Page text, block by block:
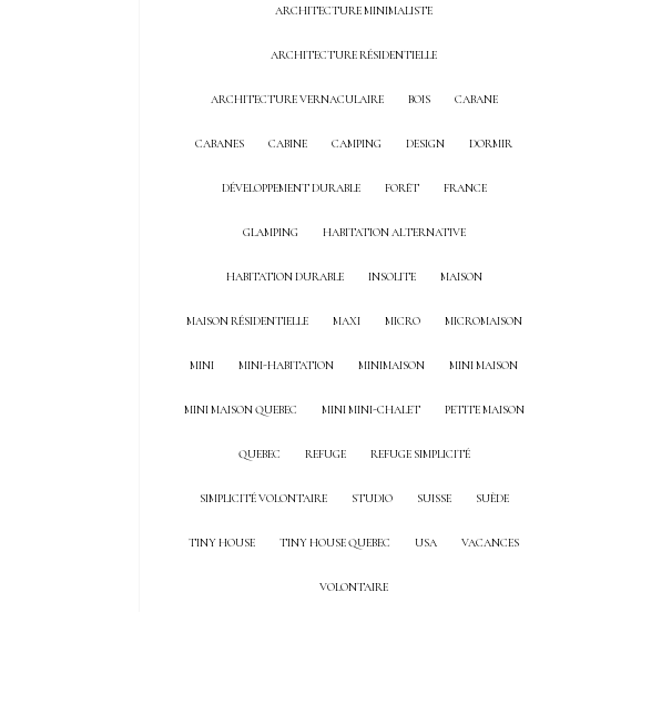
ARCHITECTURE MINIMALISTE
ARCHITECTURE RÉSIDENTIELLE
ARCHITECTURE VERNACULAIRE BOIS CABANE
CABANES CABINE CAMPING DESIGN DORMIR
DÉVELOPPEMENT DURABLE FORÊT FRANCE
GLAMPING HABITATION ALTERNATIVE
HABITATION DURABLE INSOLITE MAISON
MAISON RÉSIDENTIELLE MAXI MICRO MICROMAISON
MINI MINI-HABITATION MINIMAISON MINI MAISON
MINI MAISON QUEBEC MINI MINI-CHALET PETITE MAISON
QUEBEC REFUGE REFUGE SIMPLICITÉ
SIMPLICITÉ VOLONTAIRE STUDIO SUISSE SUÈDE
TINY HOUSE TINY HOUSE QUEBEC USA VACANCES
VOLONTAIRE